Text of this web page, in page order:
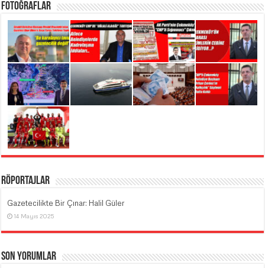
Fotoğraflar
Röportajlar
Gazetecilikte Bir Çınar: Halil Güler
14 Mayıs 2025
Son Yorumlar